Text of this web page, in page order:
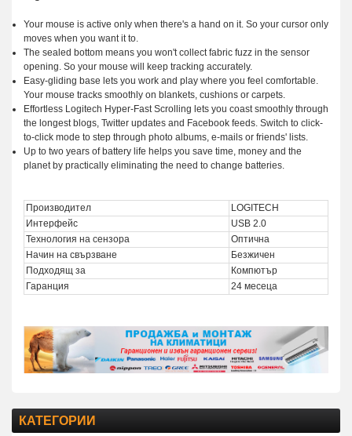
Your mouse is active only when there's a hand on it. So your cursor only
moves when you want it to.
The sealed bottom means you won't collect fabric fuzz in the sensor
opening. So your mouse will keep tracking accurately.
Easy-gliding base lets you work and play where you feel comfortable.
Your mouse tracks smoothly on blankets, cushions or carpets.
Effortless Logitech Hyper-Fast Scrolling lets you coast smoothly through
the longest blogs, Twitter updates and Facebook feeds. Switch to click-
to-click mode to step through photo albums, e-mails or friends' lists.
Up to two years of battery life helps you save time, money and the
planet by practically eliminating the need to change batteries.
Производител
LOGITECH
Интерфейс
USB 2.0
Технология на сензора
Оптична
Начин на свързване
Безжичен
Подходящ за
Компютър
Гаранция
24 месеца
КАТЕГОРИИ